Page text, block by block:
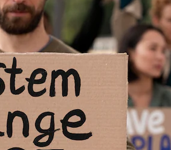
Producten
Spaces
AI-assistent
AI Image Generator
AI Video Generator
AI Voice Generator
Aan de slag
Academy
Documentatie
Ondersteuning
Algemene
voorwaarden